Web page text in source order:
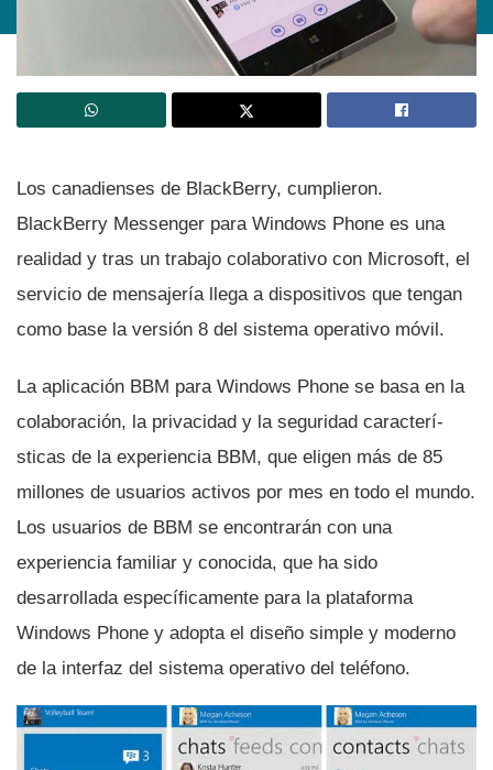
Los canadienses de BlackBerry, cumplieron.
BlackBerry Messenger para Windows Phone es una
realidad y tras un trabajo colaborativo con Microsoft, el
servicio de mensajerí­a llega a dispositivos que tengan
como base la versión 8 del sistema operativo móvil.
La aplicación BBM para Windows Phone se basa en la
colaboración, la privacidad y la seguridad caracterí­
sticas de la experiencia BBM, que eligen más de 85
millones de usuarios activos por mes en todo el mundo.
Los usuarios de BBM se encontrarán con una
experiencia familiar y conocida, que ha sido
desarrollada especí­ficamente para la plataforma
Windows Phone y adopta el diseño simple y moderno
de la interfaz del sistema operativo del teléfono.